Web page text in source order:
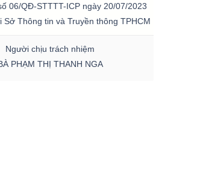
06/QĐ-STTTT-ICP ngày 20/07/2023
Thông tin và Truyền thông TPHCM
Người chịu trách nhiệm
PHẠM THỊ THANH NGA